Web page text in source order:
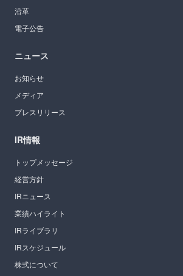
沿革
電子公告
ニュース
お知らせ
メディア
プレスリリース
IR情報
トップメッセージ
経営方針
IRニュース
業績ハイライト
IRライブラリ
IRスケジュール
株式について